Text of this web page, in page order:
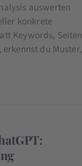
auswerten
konkrete
Keywords, Seiten
du Muster,